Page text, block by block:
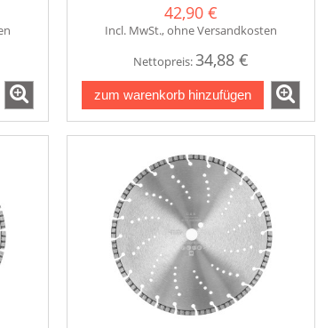
42,90 €
Incl. MwSt., ohne Versandkosten
Nettopreis:34,88 €
zum warenkorb hinzufügen